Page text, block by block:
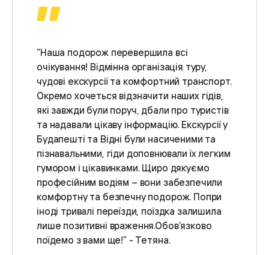
“Наша подорож перевершила всі
очікування! Відмінна організація туру,
чудові екскурсії та комфортний транспорт.
Окремо хочеться відзначити наших гідів,
які завжди були поруч, дбали про туристів
та надавали цікаву інформацію. Екскурсії у
Будапешті та Відні були насиченими та
пізнавальними, гіди доповнювали їх легким
гумором і цікавинками. Щиро дякуємо
професійним водіям – вони забезпечили
комфортну та безпечну подорож. Попри
іноді тривалі переїзди, поїздка залишила
лише позитивні враження.Обов’язково
поїдемо з вами ще!” - Тетяна.